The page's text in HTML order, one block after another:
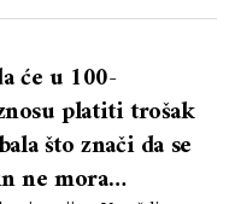
će u 100-
platiti trošak
što znači da se
ne mora